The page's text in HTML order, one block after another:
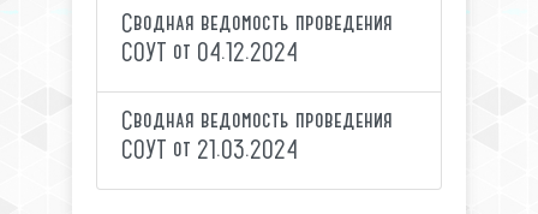
Сводная ведомость проведения
СОУТ от 04.12.2024
Сводная ведомость проведения
СОУТ от 21.03.2024